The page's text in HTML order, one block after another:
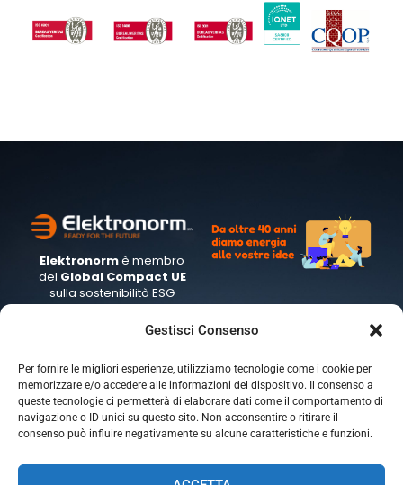
Gestisci Consenso
Per fornire le migliori esperienze, utilizziamo tecnologie come i cookie per
memorizzare e/o accedere alle informazioni del dispositivo. Il consenso a
queste tecnologie ci permetterà di elaborare dati come il comportamento di
navigazione o ID unici su questo sito. Non acconsentire o ritirare il
consenso può influire negativamente su alcune caratteristiche e funzioni.
Elektronormè membro
del Global Compact UE
sulla sostenibilità ESG
Headquarter
via G. Galilei 19
20060 GESSATE (MI)
Sede di Genova
Piazza Marsala 1
16122 GENOVA (GE)